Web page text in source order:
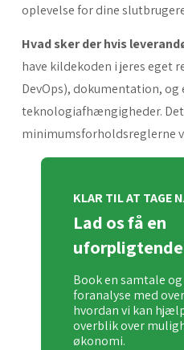
oplevelse for dine
Hvad sker der hvis
have kildekoden i jeres eget
DevOps), dokumentation, og
teknologiafhængigheder.
minimumsforholdsreglerne
KLAR TIL AT TAGE
Lad os få en
Book en samtale og
foranalyse med
hvordan vi kan
overblik over
økonomi.